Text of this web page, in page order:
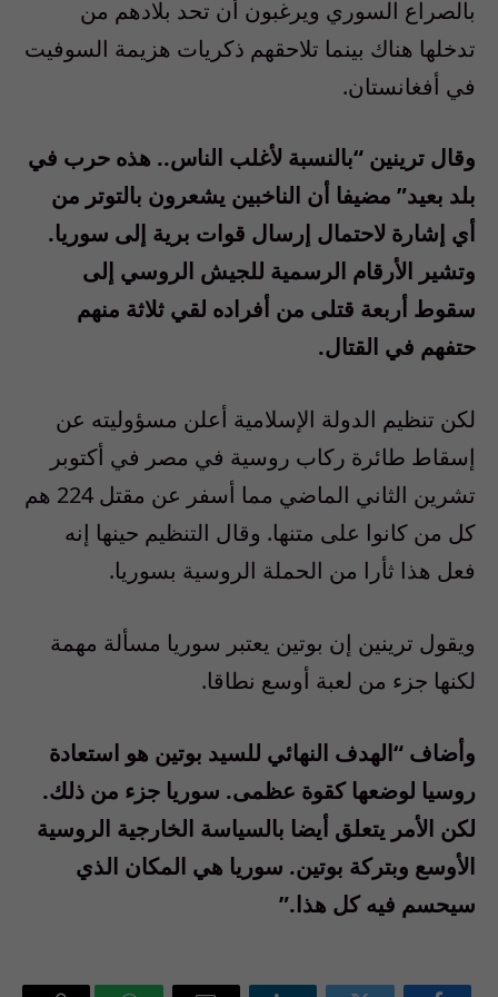
بالصراع السوري ويرغبون أن تحد بلادهم من
تدخلها هناك بينما تلاحقهم ذكريات هزيمة السوفيت
في أفغانستان.
وقال ترينين “بالنسبة لأغلب الناس.. هذه حرب في
بلد بعيد” مضيفا أن الناخبين يشعرون بالتوتر من
أي إشارة لاحتمال إرسال قوات برية إلى سوريا.
وتشير الأرقام الرسمية للجيش الروسي إلى
سقوط أربعة قتلى من أفراده لقي ثلاثة منهم
حتفهم في القتال.
لكن تنظيم الدولة الإسلامية أعلن مسؤوليته عن
إسقاط طائرة ركاب روسية في مصر في أكتوبر
تشرين الثاني الماضي مما أسفر عن مقتل 224 هم
كل من كانوا على متنها. وقال التنظيم حينها إنه
فعل هذا ثأرا من الحملة الروسية بسوريا.
ويقول ترينين إن بوتين يعتبر سوريا مسألة مهمة
لكنها جزء من لعبة أوسع نطاقا.
وأضاف “الهدف النهائي للسيد بوتين هو استعادة
روسيا لوضعها كقوة عظمى. سوريا جزء من ذلك.
لكن الأمر يتعلق أيضا بالسياسة الخارجية الروسية
الأوسع وبتركة بوتين. سوريا هي المكان الذي
سيحسم فيه كل هذا.”